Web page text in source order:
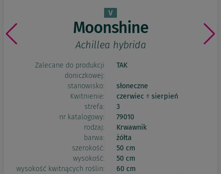
Moonshine
Achillea hybrida
Zalecane do produkcji
doniczkowej:
TAK
stanowisko:
słoneczne
Kwitnienie:
czerwiec ÷ sierpień
strefa:
3
nr katalogowy:
79010
rodzaj:
Krwawnik
barwa:
żółta
szerokość:
50 cm
wysokość:
50 cm
wysokość kwitnących roślin:
60 cm